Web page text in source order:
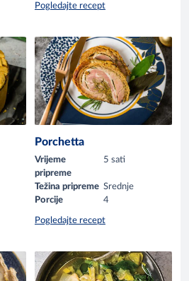
Pogledajte recept
Porchetta
Vrijeme
pripreme
5 sati
Težina pripreme Srednje
Porcije
4
Pogledajte recept